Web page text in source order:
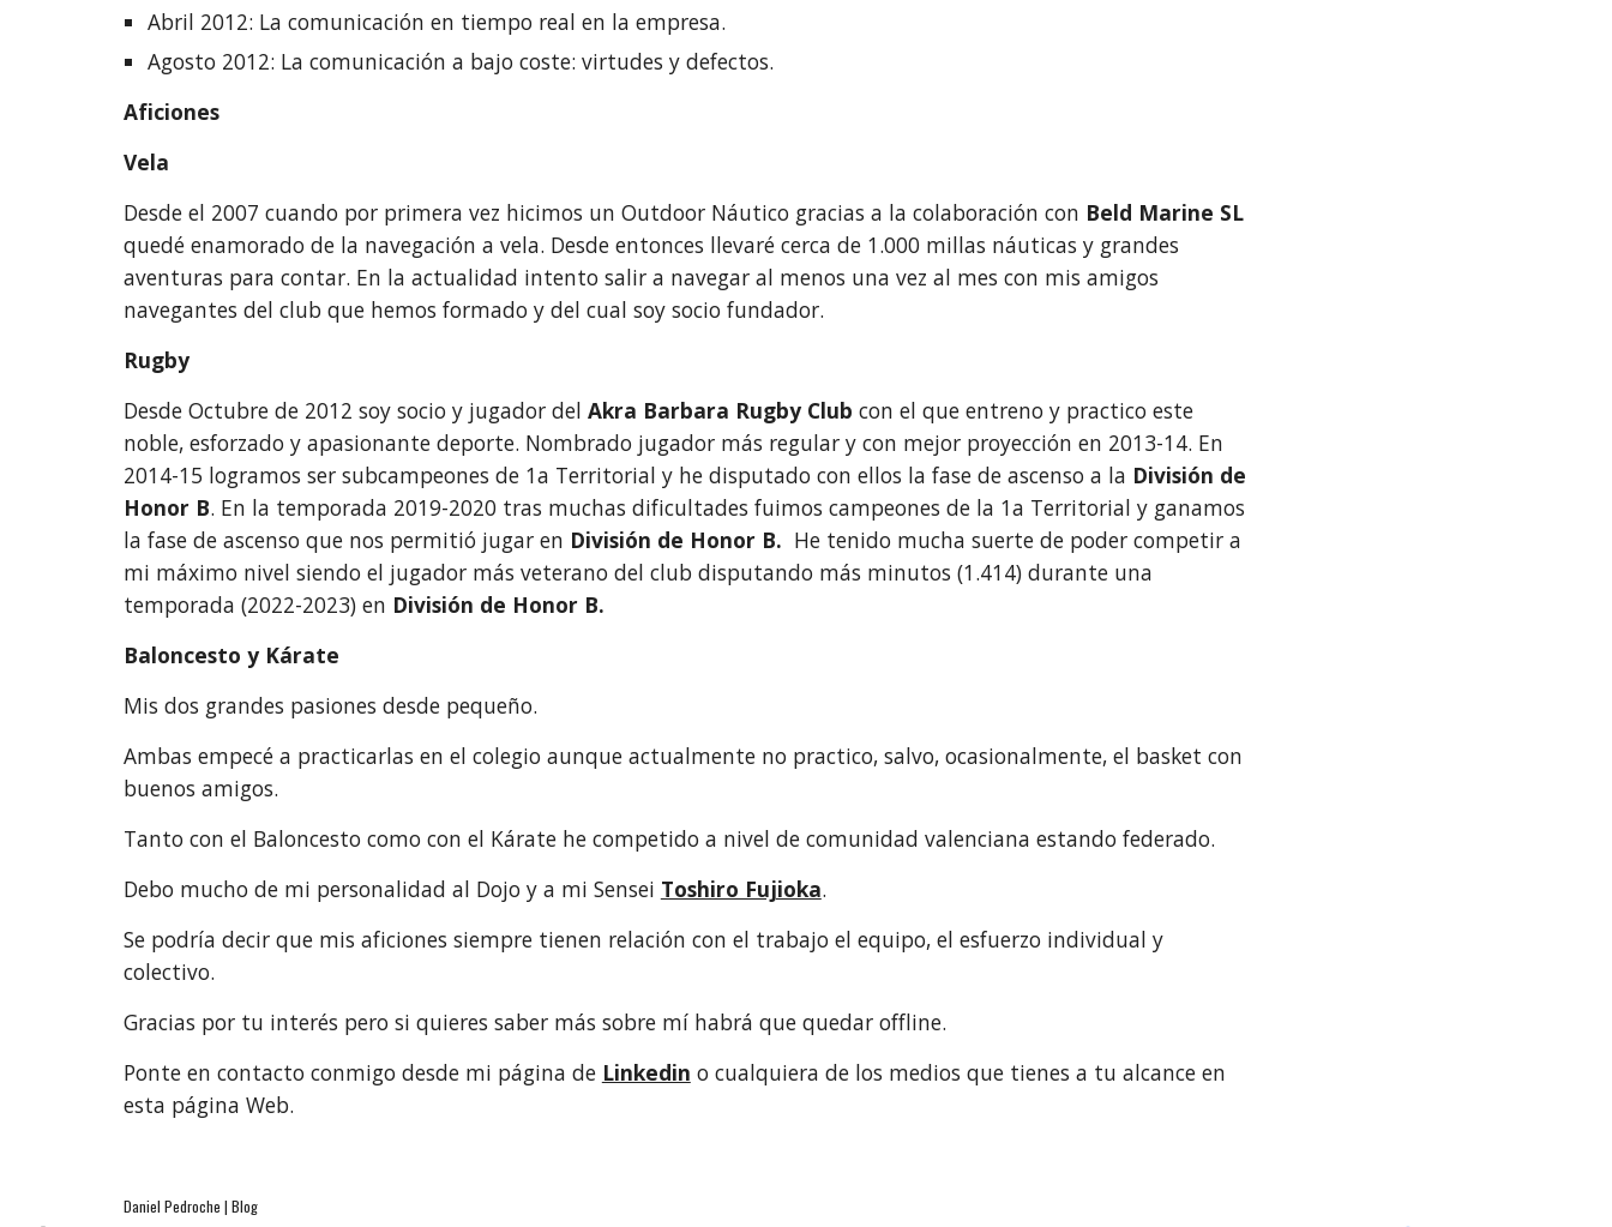
Abril 2012: La comunicación en tiempo real en la empresa.
Agosto 2012: La comunicación a bajo coste: virtudes y defectos.
Aficiones
Vela
Desde el 2007 cuando por primera vez hicimos un Outdoor Náutico gracias a la colaboración con Beld Marine SL
quedé enamorado de la navegación a vela. Desde entonces llevaré cerca de 1.000 millas náuticas y grandes
aventuras para contar. En la actualidad intento salir a navegar al menos una vez al mes con mis amigos
navegantes del club que hemos formado y del cual soy socio fundador.
Rugby
Desde Octubre de 2012 soy socio y jugador del Akra Barbara Rugby Club con el que entreno y practico este
noble, esforzado y apasionante deporte. Nombrado jugador más regular y con mejor proyección en 2013-14. En
2014-15 logramos ser subcampeones de 1a Territorial y he disputado con ellos la fase de ascenso a la División de
Honor B. En la temporada 2019-2020 tras muchas dificultades fuimos campeones de la 1a Territorial y ganamos
la fase de ascenso que nos permitió jugar en División de Honor B. He tenido mucha suerte de poder competir a
mi máximo nivel siendo el jugador más veterano del club disputando más minutos (1.414) durante una
temporada (2022-2023) en División de Honor B.
Baloncesto y Kárate
Mis dos grandes pasiones desde pequeño.
Ambas empecé a practicarlas en el colegio aunque actualmente no practico, salvo, ocasionalmente, el basket con
buenos amigos.
Tanto con el Baloncesto como con el Kárate he competido a nivel de comunidad valenciana estando federado.
Debo mucho de mi personalidad al Dojo y a mi Sensei Toshiro Fujioka.
Se podría decir que mis aficiones siempre tienen relación con el trabajo el equipo, el esfuerzo individual y
colectivo.
Gracias por tu interés pero si quieres saber más sobre mí habrá que quedar offline.
Ponte en contacto conmigo desde mi página de Linkedin o cualquiera de los medios que tienes a tu alcance en
esta página Web.
Daniel Pedroche | Blog